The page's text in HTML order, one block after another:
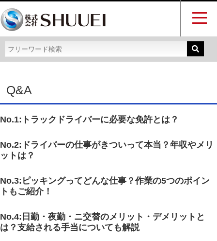
Q&A
No.1:トラックドライバーに必要な免許とは？
No.2:ドライバーの仕事がきついって本当？年収やメリ
ットは？
No.3:ピッキングってどんな仕事？作業の5つのポイン
トもご紹介！
No.4:日勤・夜勤・ニ交替のメリット・デメリットと
は？支給される手当についても解説